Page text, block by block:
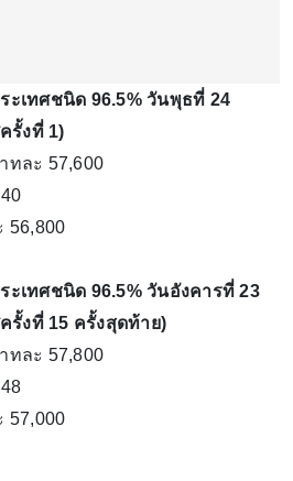
ะเทศชนิด 96.5% วันพุธที่ 24
รั้งที่ 1)
ละ 57,600
56,800
เทศชนิด 96.5% วันอังคารที่ 23
รั้งที่ 15 ครั้งสุดท้าย)
ละ 57,800
57,000